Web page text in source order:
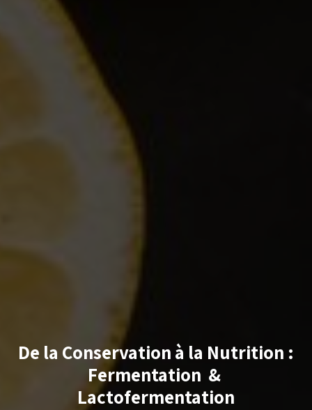
De la Conservation à la Nutrition :
Fermentation &
Lactofermentation